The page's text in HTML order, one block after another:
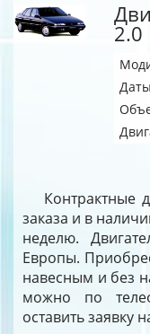
2.0
Контрактные
заказа и в
неделю.
Европы.
навесным и без
можно по
оставить заявку